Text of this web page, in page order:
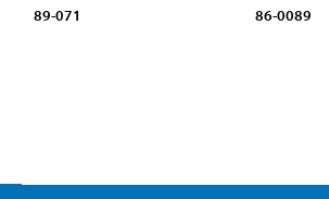
89-071 86-0089